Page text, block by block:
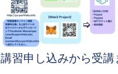
講習申し込みから受講